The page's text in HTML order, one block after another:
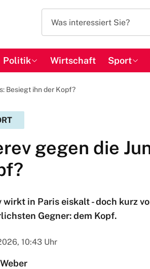
Politik Wirtschaft Sport
Besiegt ihn der Kopf?
gegen die
wirkt in Paris eiskalt - doch kurz
Gegner: dem Kopf.
10:43 Uhr